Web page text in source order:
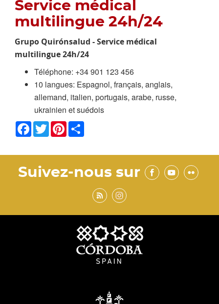
Service médical
multilingue 24h/24
Grupo Quirónsalud - Service médical
multilingue 24h/24
Téléphone: +34 901 123 456
10 langues: Espagnol, français, anglais,
allemand, italien, portugais, arabe, russe,
ukrainien et suédois
Facebook
TwitterPinterest
Suivez-nous sur